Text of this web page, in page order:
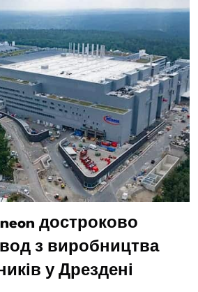
достроково
з виробництва
у Дрездені